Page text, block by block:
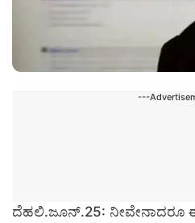
---
ದೆಹಲಿ.ಜೂನ್.25: ನೀವೇನಾದರೂ